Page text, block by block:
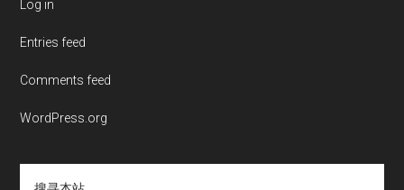
Log in
Entries feed
Comments feed
WordPress.org